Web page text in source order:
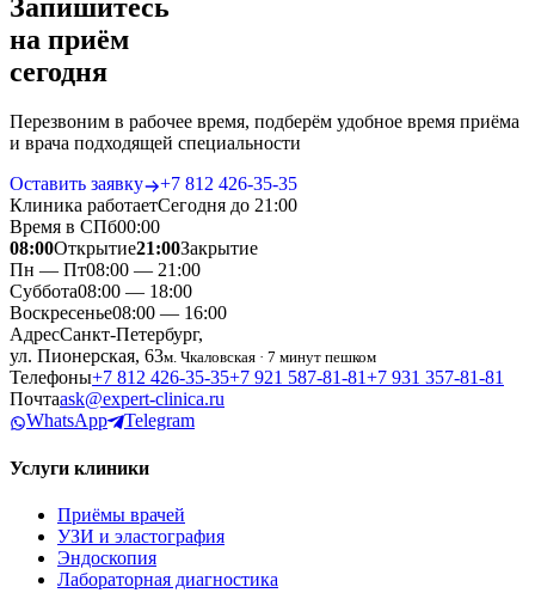
Запишитесь
на приём
сегодня
Перезвоним в рабочее время, подберём удобное время приёма
и врача подходящей специальности
Оставить заявку
+7 812 426‑35‑35
Клиника работаетСегодня до 21:00
Время в СПб00:00
08:00Открытие21:00Закрытие
Пн — Пт08:00 — 21:00
Суббота08:00 — 18:00
Воскресенье08:00 — 16:00
АдресСанкт-Петербург,
ул. Пионерская, 63м. Чкаловская · 7 минут пешком
Телефоны+7 812 426‑35‑35+7 921 587‑81‑81+7 931 357‑81‑81
Почтаask@expert-clinica.ru
WhatsApp
Telegram
Услуги клиники
Приёмы врачей
УЗИ и эластография
Эндоскопия
Лабораторная диагностика